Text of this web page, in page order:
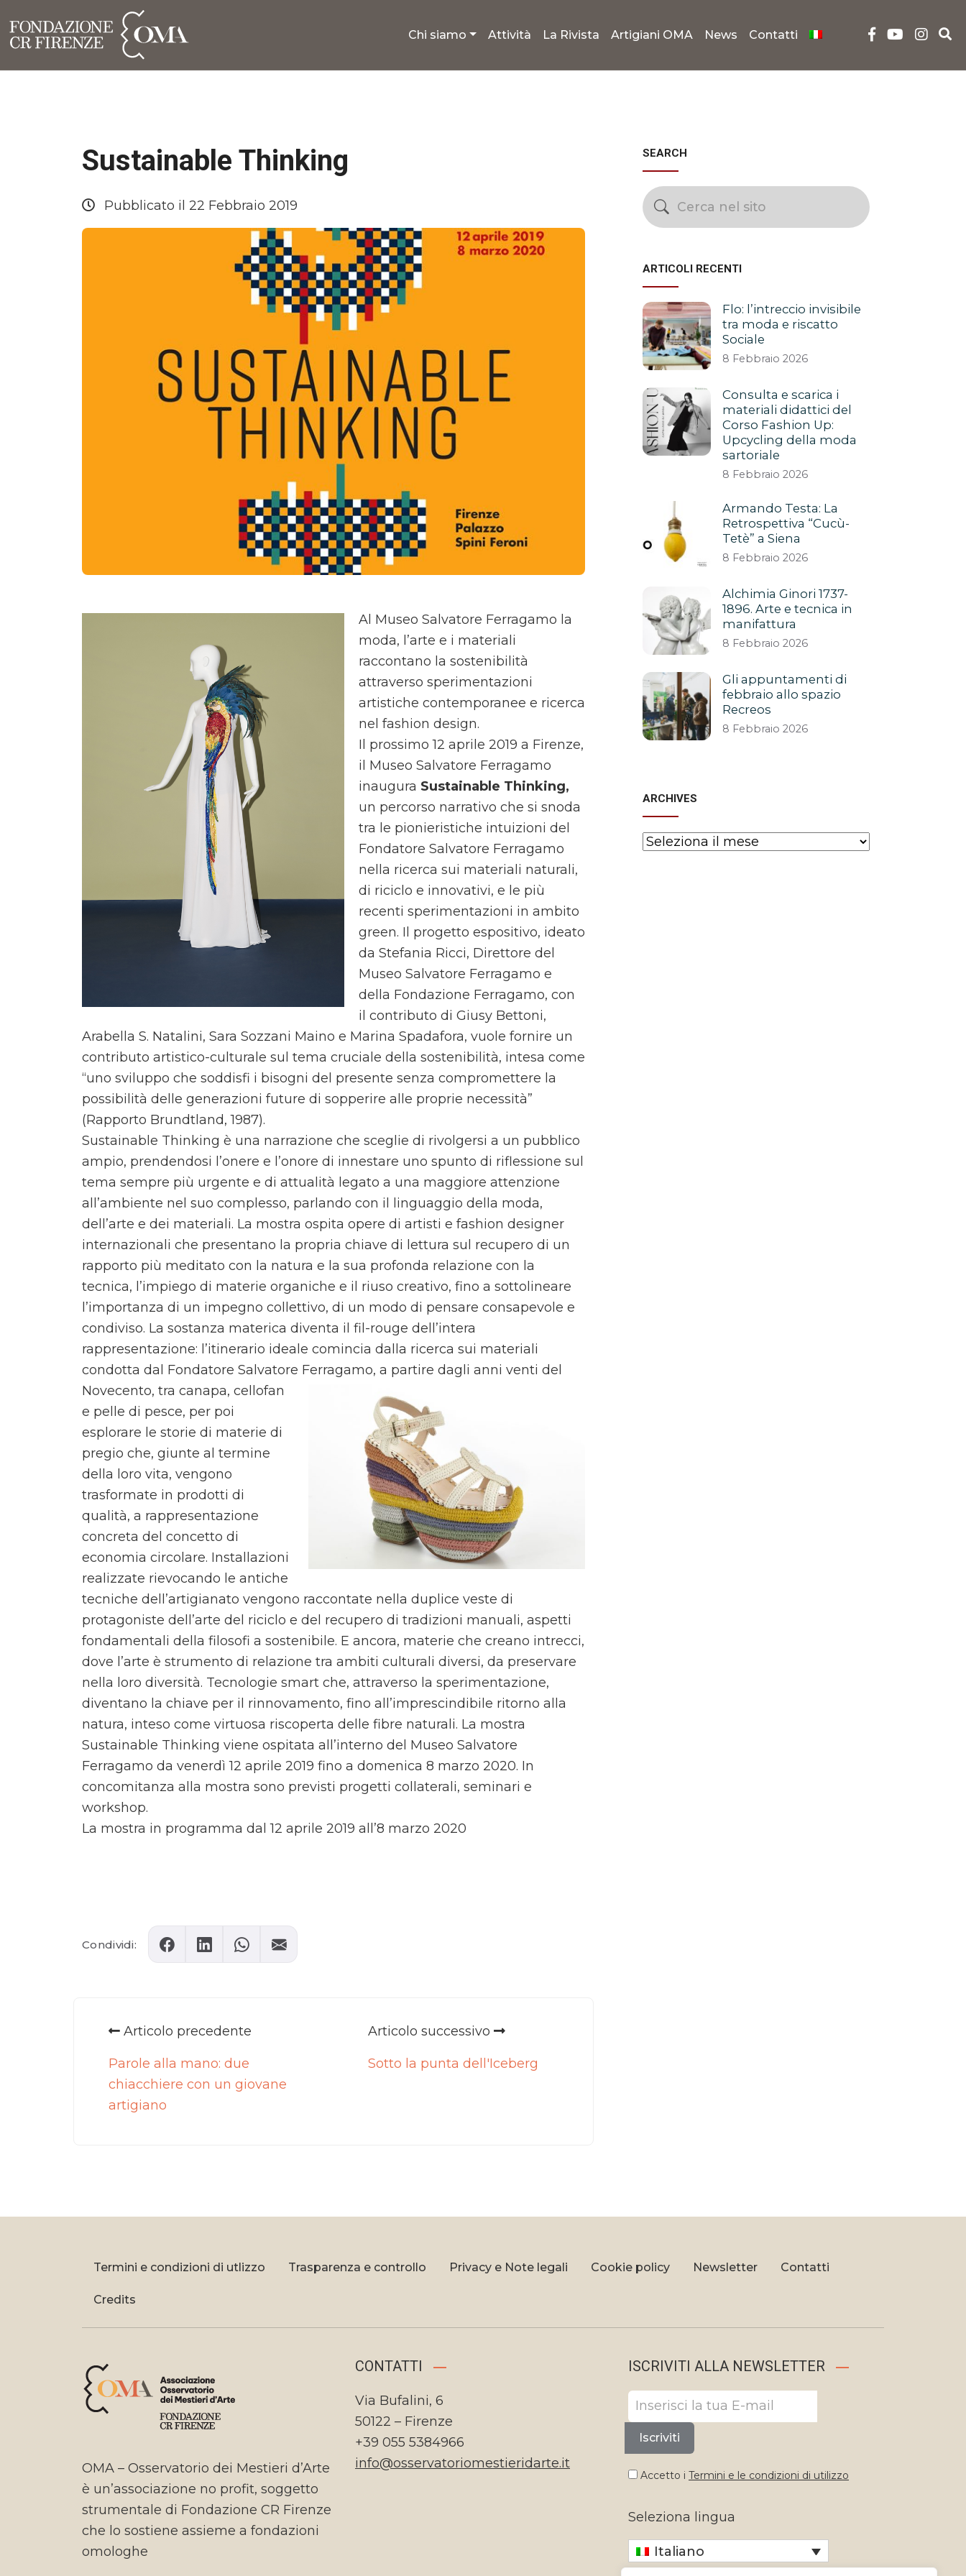
Chi siamo Attività La Rivista Artigiani OMA News Contatti
Sustainable Thinking
Pubblicato il 22 Febbraio 2019
Al Museo Salvatore Ferragamo la
moda, l’arte e i materiali
raccontano la sostenibilità
attraverso sperimentazioni
artistiche contemporanee e ricerca
nel fashion design.
Il prossimo 12 aprile 2019 a Firenze,
il Museo Salvatore Ferragamo
inaugura Sustainable Thinking,
un percorso narrativo che si snoda
tra le pionieristiche intuizioni del
Fondatore Salvatore Ferragamo
nella ricerca sui materiali naturali,
di riciclo e innovativi, e le più
recenti sperimentazioni in ambito
green. Il progetto espositivo, ideato
da Stefania Ricci, Direttore del
Museo Salvatore Ferragamo e
della Fondazione Ferragamo, con
il contributo di Giusy Bettoni,
Arabella S. Natalini, Sara Sozzani Maino e Marina Spadafora, vuole fornire un
contributo artistico-culturale sul tema cruciale della sostenibilità, intesa come
“uno sviluppo che soddisfi i bisogni del presente senza compromettere la
possibilità delle generazioni future di sopperire alle proprie necessità”
(Rapporto Brundtland, 1987).
Sustainable Thinking è una narrazione che sceglie di rivolgersi a un pubblico
ampio, prendendosi l’onere e l’onore di innestare uno spunto di riflessione sul
tema sempre più urgente e di attualità legato a una maggiore attenzione
all’ambiente nel suo complesso, parlando con il linguaggio della moda,
dell’arte e dei materiali. La mostra ospita opere di artisti e fashion designer
internazionali che presentano la propria chiave di lettura sul recupero di un
rapporto più meditato con la natura e la sua profonda relazione con la
tecnica, l’impiego di materie organiche e il riuso creativo, fino a sottolineare
l’importanza di un impegno collettivo, di un modo di pensare consapevole e
condiviso. La sostanza materica diventa il fil-rouge dell’intera
rappresentazione: l’itinerario ideale comincia dalla ricerca sui materiali
condotta dal Fondatore Salvatore Ferragamo, a partire dagli anni venti del
Novecento, tra canapa, cellofan
e pelle di pesce, per poi
esplorare le storie di materie di
pregio che, giunte al termine
della loro vita, vengono
trasformate in prodotti di
qualità, a rappresentazione
concreta del concetto di
economia circolare. Installazioni
realizzate rievocando le antiche
tecniche dell’artigianato vengono raccontate nella duplice veste di
protagoniste dell’arte del riciclo e del recupero di tradizioni manuali, aspetti
fondamentali della filosofi a sostenibile. E ancora, materie che creano intrecci,
dove l’arte è strumento di relazione tra ambiti culturali diversi, da preservare
nella loro diversità. Tecnologie smart che, attraverso la sperimentazione,
diventano la chiave per il rinnovamento, fino all’imprescindibile ritorno alla
natura, inteso come virtuosa riscoperta delle fibre naturali. La mostra
Sustainable Thinking viene ospitata all’interno del Museo Salvatore
Ferragamo da venerdì 12 aprile 2019 fino a domenica 8 marzo 2020. In
concomitanza alla mostra sono previsti progetti collaterali, seminari e
workshop.
La mostra in programma dal 12 aprile 2019 all’8 marzo 2020
Condividi:
Articolo precedente
Parole alla mano: due
chiacchiere con un giovane
artigiano
Articolo successivo
Sotto la punta dell'Iceberg
SEARCH
ARTICOLI RECENTI
Flo: l’intreccio invisibile
tra moda e riscatto
Sociale
8 Febbraio 2026
Consulta e scarica i
materiali didattici del
Corso Fashion Up:
Upcycling della moda
sartoriale
8 Febbraio 2026
Armando Testa: La
Retrospettiva “Cucù-
Tetè” a Siena
8 Febbraio 2026
Alchimia Ginori 1737-
1896. Arte e tecnica in
manifattura
8 Febbraio 2026
Gli appuntamenti di
febbraio allo spazio
Recreos
8 Febbraio 2026
ARCHIVES
Archives
Termini e condizioni di utlizzo Trasparenza e controllo Privacy e Note legali Cookie policy Newsletter Contatti
Credits
OMA – Osservatorio dei Mestieri d’Arte
è un’associazione no profit, soggetto
strumentale di Fondazione CR Firenze
che lo sostiene assieme a fondazioni
omologhe
CONTATTI
Via Bufalini, 6
50122 – Firenze
+39 055 5384966
info@osservatoriomestieridarte.it
ISCRIVITI ALLA NEWSLETTER
Iscriviti
Accetto i Termini e le condizioni di utilizzo
Seleziona lingua
Italiano